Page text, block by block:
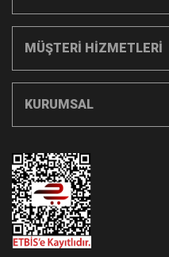
MÜŞTERİ HİZMETLERİ
KURUMSAL